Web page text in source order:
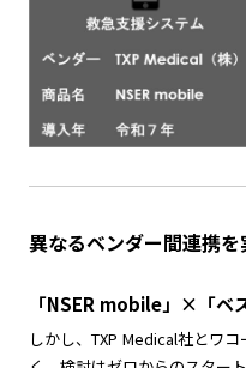
異なるベンダー間連携を
「NSER mobile」×「ベ
しかし、TXP Medical社とワ